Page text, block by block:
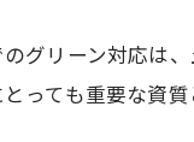
グリーン対応は
っても重要な資質